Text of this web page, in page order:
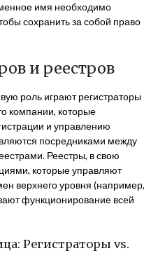
имя необходимо
сохранить за собой право
и реестров
роль играют регистраторы
компании, которые
и управлению
посредниками между
Реестры, в свою
которые управляют
верхнего уровня (например,
функционирование всей
Регистраторы vs.